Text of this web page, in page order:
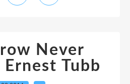
Never
Ernest Tubb